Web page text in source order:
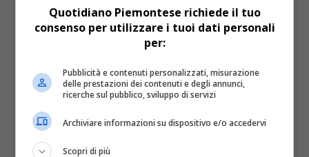
È una questione di ore e, per il secondo anno
consecutivo, la Granfondo La Via del Sale abbatterà il
muro delle mille iscrizioni. Un risultato
Piemonte15 anni fa
Domenica si corre la Kappa
Marathon. La granfondo del
torinese torna a essere ‘per
Quotidiano Piemontese richiede il tuo
consenso per utilizzare i tuoi dati personali
per:
Pubblicità e contenuti personalizzati, misurazione
delle prestazioni dei contenuti e degli annunci,
ricerche sul pubblico, sviluppo di servizi
Archiviare informazioni su dispositivo e/o accedervi
Scopri di più